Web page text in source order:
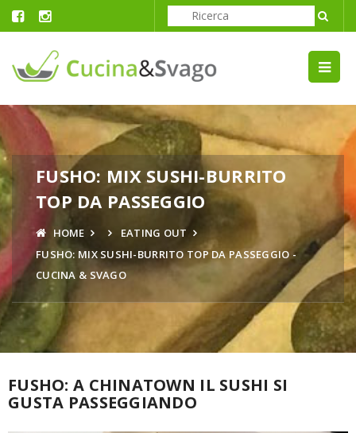
FUSHO: MIX SUSHI-BURRITO
TOP DA PASSEGGIO
HOME
EATING OUT
FUSHO: MIX SUSHI-BURRITO TOP DA PASSEGGIO -
CUCINA & SVAGO
FUSHO: A CHINATOWN IL SUSHI SI
GUSTA PASSEGGIANDO